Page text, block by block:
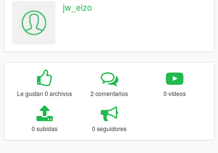
jw_eizo
Le gustan 0 archivos 2 comentarios 0 vídeos
0 subidas 0 seguidores